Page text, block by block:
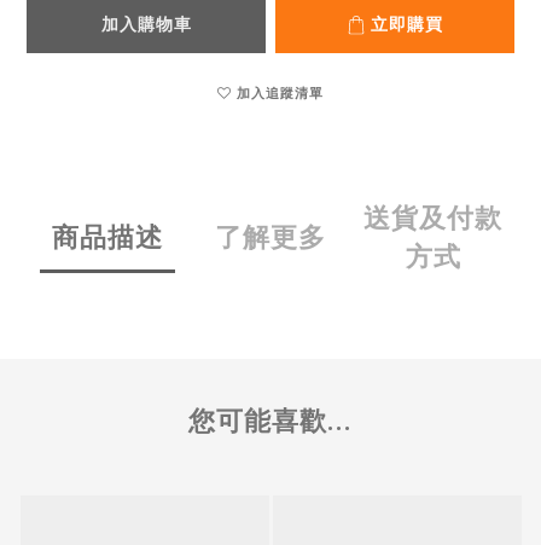
加入購物車 立即購買
加入追蹤清單
商品描述 了解更多
送貨及付款
方式
您可能喜歡...